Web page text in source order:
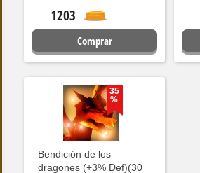
1203
Comprar
35
%
Bendición de los
dragones (+3% Def)(30